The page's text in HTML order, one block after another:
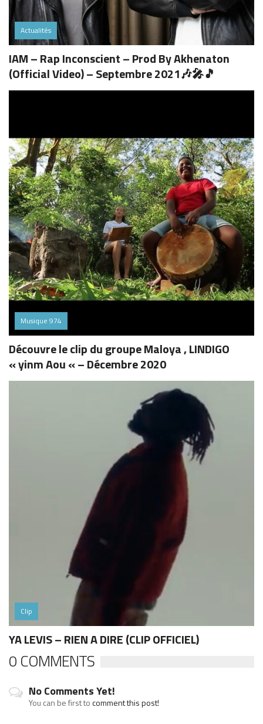
Actualités
IAM – Rap Inconscient – Prod By Akhenaton
(Official Video) – Septembre 2021🎶🎤🎵
Musique 974
Découvre le clip du groupe Maloya , LINDIGO
« yinm Aou « – Décembre 2020
Clip
YA LEVIS – RIEN A DIRE (CLIP OFFICIEL)
0 COMMENTS
No Comments Yet!
You can be first tocomment this post!